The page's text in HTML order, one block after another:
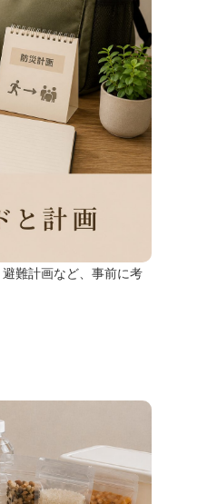
難計画など、事前に考